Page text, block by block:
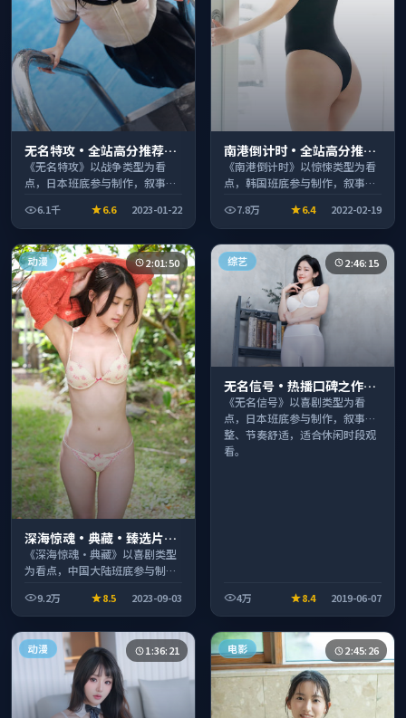
无名特攻·全站高分推荐节
奏紧凑值得追看
《无名特攻》以战争类型为看
点，日本班底参与制作，叙事完
看。6.1千 6.6 2023-01-22
南港倒计时·全站高分推荐
节奏紧凑值得追看
《南港倒计时》以惊悚类型为看
点，韩国班底参与制作，叙事完
看。7.8万 6.4 2022-02-19
动漫 2:01:50
深海惊魂·典藏·臻选片单
推荐画质清晰观看流畅
《深海惊魂·典藏》以喜剧类型
为看点，中国大陆班底参与制
休闲时段观看。
9.2万 8.5 2023-09-03
综艺 2:46:15
无名信号·热播口碑之作剧
情扎实演技在线
《无名信号》以喜剧类型为看
点，日本班底参与制作，叙事完
整、节奏舒适，适合休闲时段观
看。
4万 8.4 2019-06-07
动漫 1:36:21 电影 2:45:26